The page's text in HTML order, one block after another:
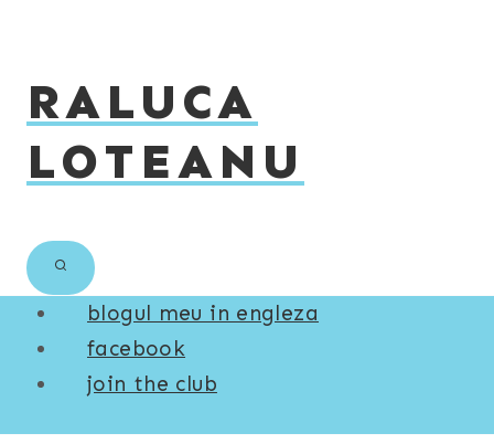
content
RALUCA
LOTEANU
blogul meu in engleza
facebook
join the club